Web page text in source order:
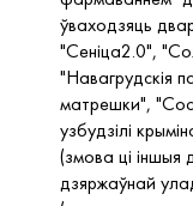
ўваходзяць
"Сеніца2.0",
"Навагрудскія
матрешки",
узбудзілі
(змова ці іншыя
дзяржаўнай